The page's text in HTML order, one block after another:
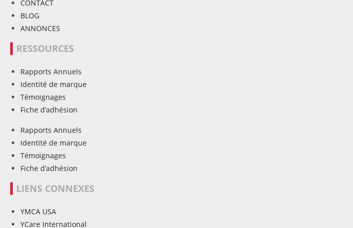
CONTACT
BLOG
ANNONCES
RESSOURCES
Rapports Annuels
Identité de marque
Témoignages
Fiche d’adhésion
Rapports Annuels
Identité de marque
Témoignages
Fiche d’adhésion
LIENS CONNEXES
YMCA USA
YCare International